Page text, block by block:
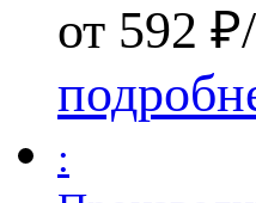
от 592
: